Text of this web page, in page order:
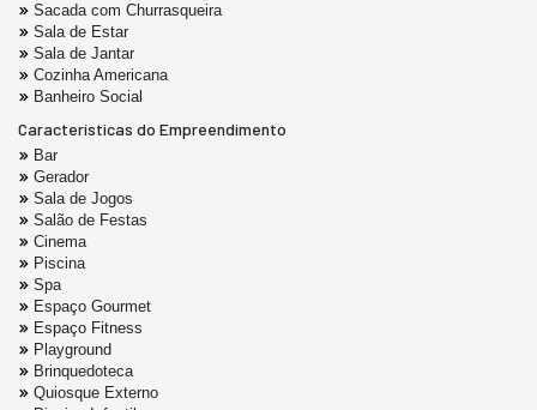
Sacada com Churrasqueira
Sala de Estar
Sala de Jantar
Cozinha Americana
Banheiro Social
Características do Empreendimento
Bar
Gerador
Sala de Jogos
Salão de Festas
Cinema
Piscina
Spa
Espaço Gourmet
Espaço Fitness
Playground
Brinquedoteca
Quiosque Externo